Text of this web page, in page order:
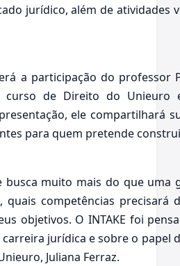
jurídico, além de atividades
a participação do professor
curso de Direito do
ele compartilhará
para quem pretende
busca muito mais do que uma
quais competências
objetivos. O INTAKE foi
jurídica e sobre o papel
Juliana Ferraz.